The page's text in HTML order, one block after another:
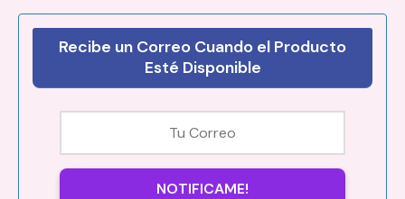
Recibe un Correo Cuando el Producto
Esté Disponible
NOTIFICAME!